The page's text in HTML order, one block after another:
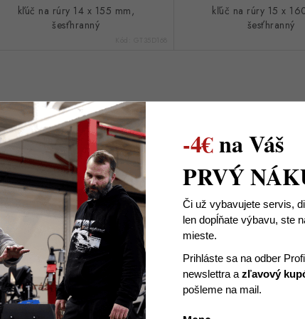
kľúč na rúry 14 x 155 mm,
šesťhranný
kľúč na rúry 15 x
šesťhranný
Fajkový kľúč, 22 x 220 mm
35D176
Fajkový kľúč, 24 x
35D177
-4€na Váš
PRVÝ
Či už vybavujete servis,
len dopĺňate výbavu, ste
mieste.
Prihláste sa na odber
newslettra a zľavový
pošleme na mail.